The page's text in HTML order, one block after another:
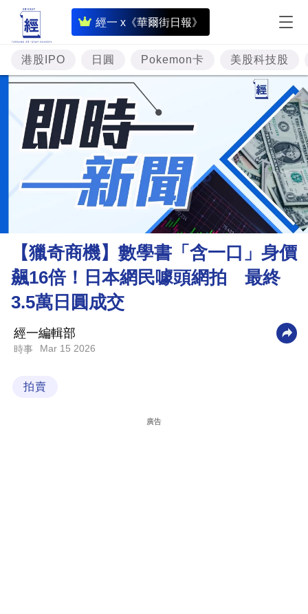
經一 x《華爾街日報》
即
時
財
經
專
題
投
資
樓
市
財
商
業
技
港股IPO 日圓 Pokemon卡 美股科技股
【獵奇商機】數學書「含一口」身價
飆16倍！日本網民噱頭網拍 最終
3.5萬日圓成交
經一編輯部
時事 Mar 15 2026
拍賣
廣告